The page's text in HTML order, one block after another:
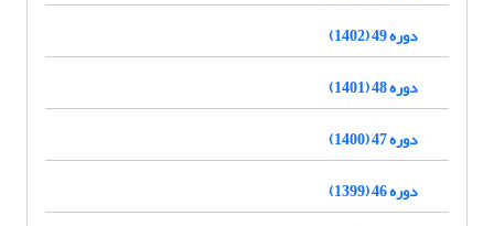
دوره 49 (1402)
دوره 48 (1401)
دوره 47 (1400)
دوره 46 (1399)